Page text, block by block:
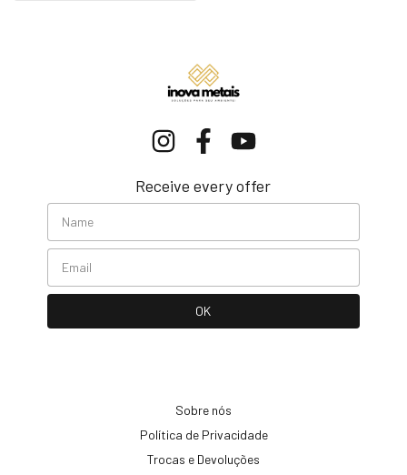
Receive every offer
Sobre nós
Política de Privacidade
Trocas e Devoluções